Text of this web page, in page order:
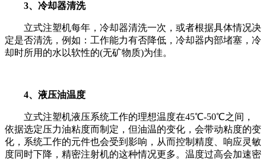
3、冷却器清洗
立式注塑机每年，冷却器清洗一次，或者根据具体情况决
定是否清洗，例如：工作能力有否降低，冷却器内部堵塞，冷
却时所用的水以软性的(无矿物质)为佳。
4、液压油温度
立式注塑机液压系统工作的理想温度在45℃-50℃之间，
依据选定压力油粘度而制定，但油温的变化，会带动粘度的变
化，系统工作的元件也会受到影响，从而控制精度、响应灵敏
度同时下降，精密注射机的这种情况更多。温度过高会加速密